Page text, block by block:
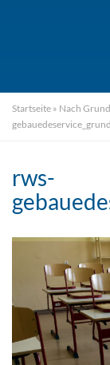
Startseite » Nach
rws-